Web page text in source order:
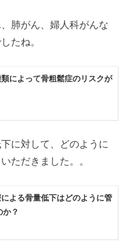
肺がん、婦人科がんな
たね。
によって骨粗鬆症のリスクが
に対して、どのように
ただきました。。
よる骨量低下はどのように管
か？